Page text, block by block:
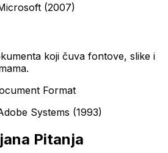
(2007)
koji čuva fontove, slike i
Format
Systems (1993)
Pitanja